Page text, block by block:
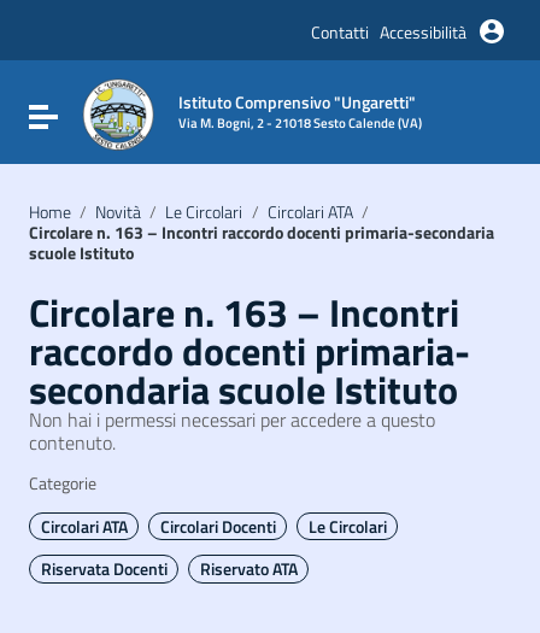
Vai al footer
Contatti Accessibilità
Attiva / disattiva la navigazione
Istituto Comprensivo "Ungaretti"
Via M. Bogni, 2 - 21018 Sesto Calende (VA)
Home / Novità / Le Circolari / Circolari ATA /
Circolare n. 163 – Incontri raccordo docenti primaria-secondaria
scuole Istituto
Circolare n. 163 – Incontri
raccordo docenti primaria-
secondaria scuole Istituto
Non hai i permessi necessari per accedere a questo
contenuto.
Categorie
Circolari ATA
Circolari Docenti
Le Circolari
Riservata Docenti
Riservato ATA